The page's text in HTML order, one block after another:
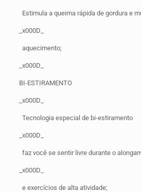
Estimula a queima rápida de gordura e
_x000D_
aquecimento;
_x000D_
BI-ESTIRAMENTO
_x000D_
Tecnologia especial de bi-estiramento
_x000D_
faz você se sentir livre durante o
_x000D_
e exercícios de alta atividade;